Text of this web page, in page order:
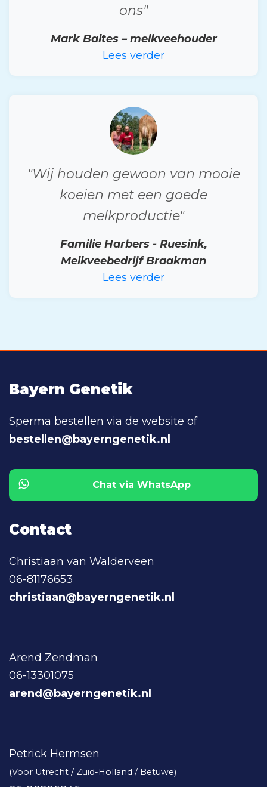
ons"
Mark Baltes – melkveehouder
Lees verder
"Wij houden gewoon van mooie
koeien met een goede
melkproductie"
Familie Harbers - Ruesink,
Melkveebedrijf Braakman
Lees verder
Bayern Genetik
Sperma bestellen via de website of
bestellen@bayerngenetik.nl
Chat via WhatsApp
Contact
Christiaan van Walderveen
06-81176653
christiaan@bayerngenetik.nl
Arend Zendman
06-13301075
arend@bayerngenetik.nl
Petrick Hermsen
(Voor Utrecht / Zuid-Holland / Betuwe)